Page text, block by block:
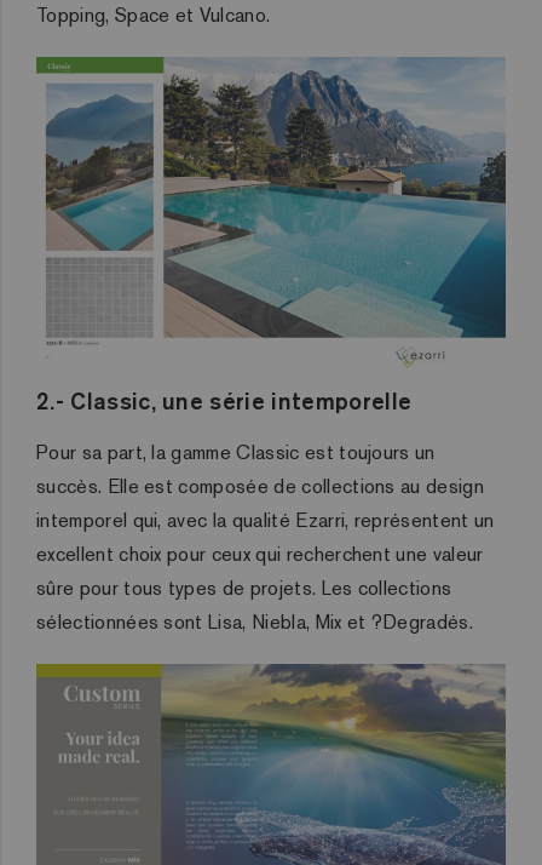
Topping, Space et Vulcano.
2.- Classic, une série intemporelle
Pour sa part, la gamme Classic est toujours un
succès. Elle est composée de collections au design
intemporel qui, avec la qualité Ezarri, représentent un
excellent choix pour ceux qui recherchent une valeur
sûre pour tous types de projets. Les collections
sélectionnées sont Lisa, Niebla, Mix et ?Degradés.